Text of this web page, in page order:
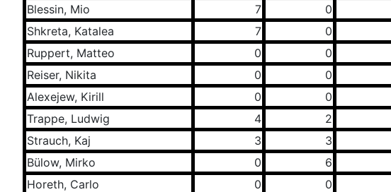
Blessin, Mio
7 0
Shkreta, Katalea
7 0
Ruppert, Matteo
0 0
Reiser, Nikita
0 0
Alexejew, Kirill
0 0
Trappe, Ludwig
4 2
Strauch, Kaj
3 3
Bülow, Mirko
0 6
Horeth, Carlo
0 0